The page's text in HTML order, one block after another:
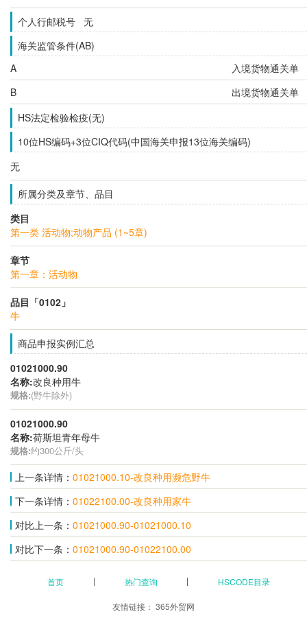
个人行邮税号 无
海关监管条件(AB)
A
入境货物通关单
B
出境货物通关单
HS法定检验检疫(无)
10位HS编码+3位CIQ代码(中国海关申报13位海关编码)
无
所属分类及章节、品目
类目
第一类 活动物;动物产品 (1~5章)
章节
第一章：活动物
品目「0102」
牛
商品申报实例汇总
01021000.90
名称:改良种用牛
规格:(野牛除外)
01021000.90
名称:荷斯坦青年母牛
规格:约300公斤/头
上一条详情： 01021000.10-改良种用濒危野牛
下一条详情： 01022100.00-改良种用家牛
对比上一条： 01021000.90-01021000.10
对比下一条： 01021000.90-01022100.00
首页 热门查询 HSCODE目录
友情链接： 365外贸网